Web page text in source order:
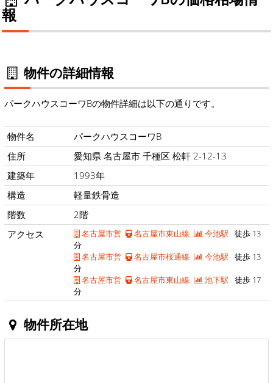
報
物件の詳細情報
パークハウスコーワBの物件詳細は以下の通りです。
物件名
パークハウスコーワB
住所
愛知県 名古屋市 千種区 松軒 2-12-13
建築年
1993年
構造
軽量鉄骨造
階数
2階
アクセス
名古屋市営 名古屋市東山線 今池駅 徒歩 13
分
名古屋市営
名古屋市桜通線 今池駅 徒歩 13
分
名古屋市営
名古屋市東山線 池下駅 徒歩 17
分
物件所在地